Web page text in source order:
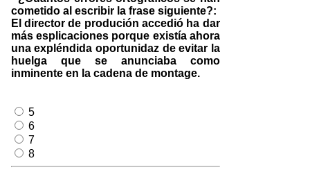
cometido al escribir la frase siguiente?:
El director de produción accedió ha dar
más esplicaciones porque existía ahora
una expléndida oportunidaz de evitar la
huelga que se anunciaba como
inminente en la cadena de montage.
5
6
7
8